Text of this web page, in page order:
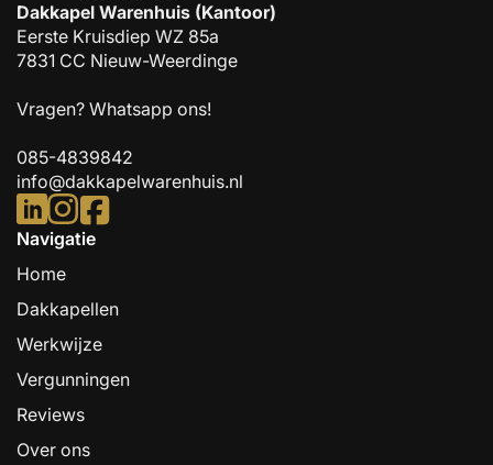
Dakkapel Warenhuis (Kantoor)
Eerste Kruisdiep WZ 85a
7831 CC Nieuw-Weerdinge
Vragen? Whatsapp ons!
085-4839842
info@dakkapelwarenhuis.nl
Navigatie
Home
Dakkapellen
Werkwijze
Vergunningen
Reviews
Over ons